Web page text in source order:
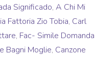
Significado, A Chi Mi
Fattoria Zio Tobia, Carl
, Fac- Simile Domanda
Bagni Moglie, Canzone